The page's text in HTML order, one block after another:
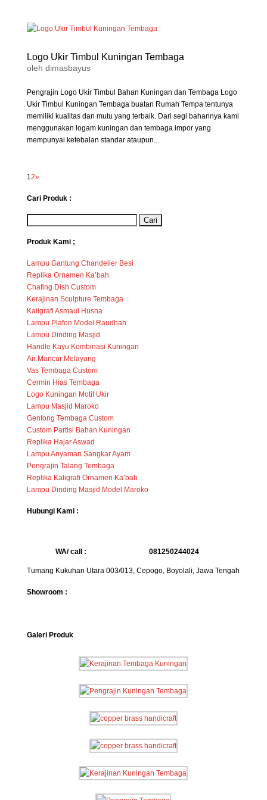
Logo Ukir Timbul Kuningan Tembaga
oleh dimasbayus
Pengrajin Logo Ukir Timbul Bahan Kuningan dan Tembaga Logo
Ukir Timbul Kuningan Tembaga buatan Rumah Tempa tentunya
memiliki kualitas dan mutu yang terbaik. Dari segi bahannya kami
menggunakan logam kuningan dan tembaga impor yang
mempunyai ketebalan standar ataupun...
12»
Cari Produk :
Produk Kami ;
Lampu Gantung Chandelier Besi
Replika Ornamen Ka’bah
Chafing Dish Custom
Kerajinan Sculpture Tembaga
Kaligrafi Asmaul Husna
Lampu Plafon Model Raudhah
Lampu Dinding Masjid
Handle Kayu Kombinasi Kuningan
Air Mancur Melayang
Vas Tembaga Custom
Cermin Hias Tembaga
Logo Kuningan Motif Ukir
Lampu Masjid Maroko
Gentong Tembaga Custom
Custom Partisi Bahan Kuningan
Replika Hajar Aswad
Lampu Anyaman Sangkar Ayam
Pengrajin Talang Tembaga
Replika Kaligrafi Ornamen Ka’bah
Lampu Dinding Masjid Model Maroko
Hubungi Kami :
WA/ call : 081250244024
Tumang Kukuhan Utara 003/013, Cepogo, Boyolali, Jawa Tengah
Showroom :
Galeri Produk